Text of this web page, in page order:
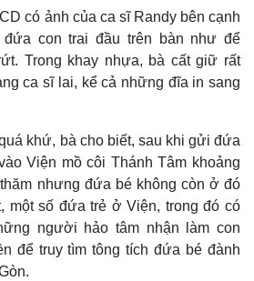
Chuyển đổi số
có ảnh của ca sĩ Randy bên cạnh
con trai đầu trên bàn như để
Trong khay nhựa, bà cất giữ rất
ca sĩ lai, kể cả những đĩa in sang
khứ, bà cho biết, sau khi gửi đứa
Viện mồ côi Thánh Tâm khoảng
nhưng đứa bé không còn ở đó
một số đứa trẻ ở Viện, trong đó có
người hảo tâm nhận làm con
để truy tìm tông tích đứa bé đành